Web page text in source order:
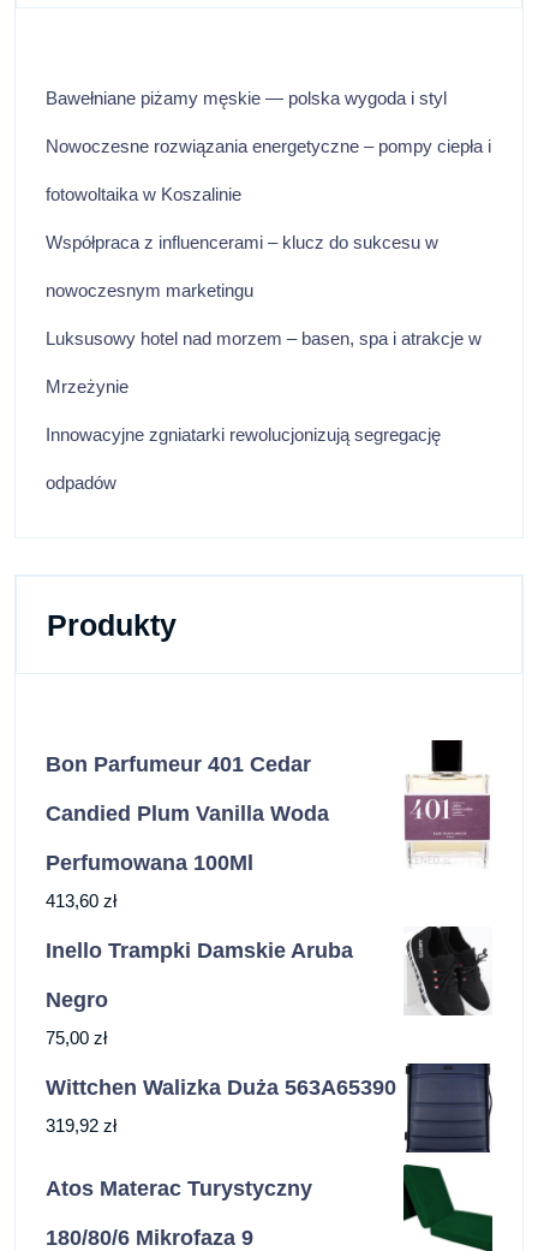
Bawełniane piżamy męskie — polska wygoda i styl
Nowoczesne rozwiązania energetyczne – pompy ciepła i
fotowoltaika w Koszalinie
Współpraca z influencerami – klucz do sukcesu w
nowoczesnym marketingu
Luksusowy hotel nad morzem – basen, spa i atrakcje w
Mrzeżynie
Innowacyjne zgniatarki rewolucjonizują segregację
odpadów
Produkty
Bon Parfumeur 401 Cedar
Candied Plum Vanilla Woda
Perfumowana 100Ml
413,60 zł
Inello Trampki Damskie Aruba
Negro
75,00 zł
Wittchen Walizka Duża 563A65390
319,92 zł
Atos Materac Turystyczny
180/80/6 Mikrofaza 9